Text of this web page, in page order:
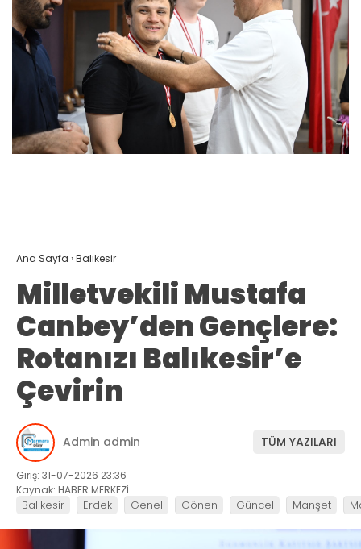
Ana Sayfa ›Balıkesir
Milletvekili Mustafa
Canbey’den Gençlere:
Rotanızı Balıkesir’e
Çevirin
Admin admin TÜM YAZILARI
Giriş: 31-07-2026 23:36
Kaynak: HABER MERKEZİ
Balıkesir Erdek Genel Gönen Güncel Manşet